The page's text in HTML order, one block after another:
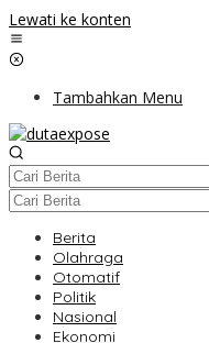
Lewati ke konten
Tambahkan Menu
Berita
Olahraga
Otomatif
Politik
Nasional
Ekonomi